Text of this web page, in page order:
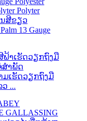
13 Gauge
ມເຮັດວຽກຖົງມື
...